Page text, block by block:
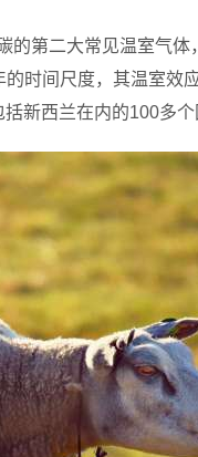
第二大常见温室气
的时间 尺度，其温室效
括新西兰在内的100多个